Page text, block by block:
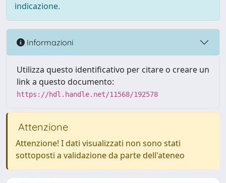
indicazione.
Informazioni
Utilizza questo identificativo per citare o creare un
link a questo documento:
https://hdl.handle.net/11568/192578
Attenzione
Attenzione! I dati visualizzati non sono stati
sottoposti a validazione da parte dell'ateneo